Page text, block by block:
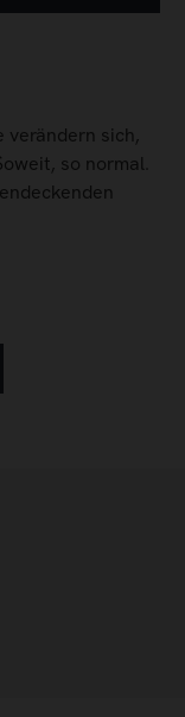
verändern sich,
so normal.